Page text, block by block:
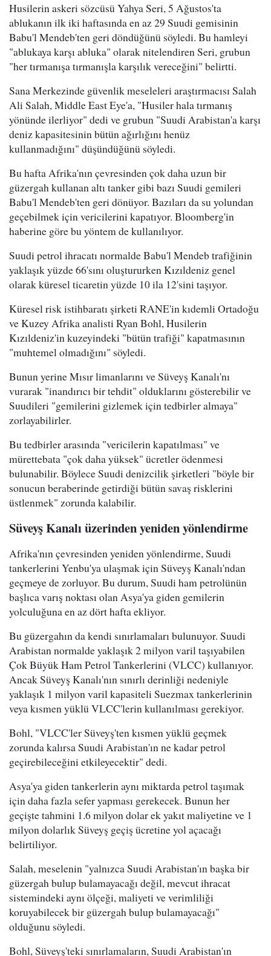
Husilerin askeri sözcüsü Yahya Seri, 5 Ağustos'ta
ablukanın ilk iki haftasında en az 29 Suudi gemisinin
Babu'l Mendeb'ten geri döndüğünü söyledi. Bu hamleyi
"ablukaya karşı abluka" olarak nitelendiren Seri, grubun
"her tırmanışa tırmanışla karşılık vereceğini" belirtti.
Sana Merkezinde güvenlik meseleleri araştırmacısı Salah
Ali Salah, Middle East Eye'a, "Husiler hala tırmanış
yönünde ilerliyor" dedi ve grubun "Suudi Arabistan'a karşı
deniz kapasitesinin bütün ağırlığını henüz
kullanmadığını" düşündüğünü söyledi.
Bu hafta Afrika'nın çevresinden çok daha uzun bir
güzergah kullanan altı tanker gibi bazı Suudi gemileri
Babu'l Mendeb'ten geri dönüyor. Bazıları da su yolundan
geçebilmek için vericilerini kapatıyor. Bloomberg'in
haberine göre bu yöntem de kullanılıyor.
Suudi petrol ihracatı normalde Babu'l Mendeb trafiğinin
yaklaşık yüzde 66'sını oluştururken Kızıldeniz genel
olarak küresel ticaretin yüzde 10 ila 12'sini taşıyor.
Küresel risk istihbaratı şirketi RANE'in kıdemli Ortadoğu
ve Kuzey Afrika analisti Ryan Bohl, Husilerin
Kızıldeniz'in kuzeyindeki "bütün trafiği" kapatmasının
"muhtemel olmadığını" söyledi.
Bunun yerine Mısır limanlarını ve Süveyş Kanalı'nı
vurarak "inandırıcı bir tehdit" olduklarını gösterebilir ve
Suudileri "gemilerini gizlemek için tedbirler almaya"
zorlayabilirler.
Bu tedbirler arasında "vericilerin kapatılması" ve
mürettebata "çok daha yüksek" ücretler ödenmesi
bulunabilir. Böylece Suudi denizcilik şirketleri "böyle bir
sonucun beraberinde getirdiği bütün savaş risklerini
üstlenmek" zorunda kalabilir.
Süveyş Kanalı üzerinden yeniden yönlendirme
Afrika'nın çevresinden yeniden yönlendirme, Suudi
tankerlerini Yenbu'ya ulaşmak için Süveyş Kanalı'ndan
geçmeye de zorluyor. Bu durum, Suudi ham petrolünün
başlıca varış noktası olan Asya'ya giden gemilerin
yolculuğuna en az dört hafta ekliyor.
Bu güzergahın da kendi sınırlamaları bulunuyor. Suudi
Arabistan normalde yaklaşık 2 milyon varil taşıyabilen
Çok Büyük Ham Petrol Tankerlerini (VLCC) kullanıyor.
Ancak Süveyş Kanalı'nın sınırlı derinliği nedeniyle
yaklaşık 1 milyon varil kapasiteli Suezmax tankerlerinin
veya kısmen yüklü VLCC'lerin kullanılması gerekiyor.
Bohl, "VLCC'ler Süveyş'ten kısmen yüklü geçmek
zorunda kalırsa Suudi Arabistan'ın ne kadar petrol
geçirebileceğini etkileyecektir" dedi.
Asya'ya giden tankerlerin aynı miktarda petrol taşımak
için daha fazla sefer yapması gerekecek. Bunun her
geçişte tahmini 1.6 milyon dolar ek yakıt maliyetine ve 1
milyon dolarlık Süveyş geçiş ücretine yol açacağı
belirtiliyor.
Salah, meselenin "yalnızca Suudi Arabistan'ın başka bir
güzergah bulup bulamayacağı değil, mevcut ihracat
sistemindeki aynı ölçeği, maliyeti ve verimliliği
koruyabilecek bir güzergah bulup bulamayacağı"
olduğunu söyledi.
Bohl, Süveyş'teki sınırlamaların, Suudi Arabistan'ın